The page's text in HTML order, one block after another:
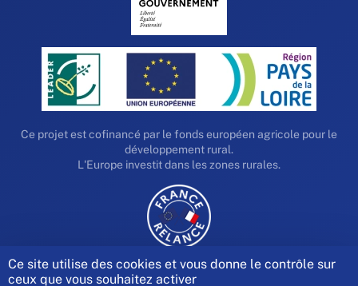
Ce projet est cofinancé par le fonds européen agricole pour le
développement rural.
L'Europe investit dans les zones rurales.
Ce site utilise des cookies et vous donne le contrôle sur
ceux que vous souhaitez activer